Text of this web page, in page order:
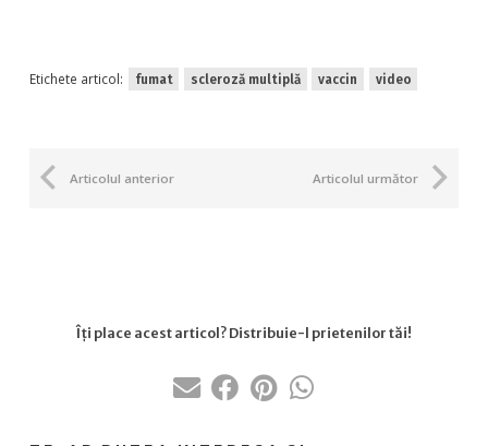
Etichete articol: fumat scleroză multiplă vaccin video
Articolul anterior Articolul următor